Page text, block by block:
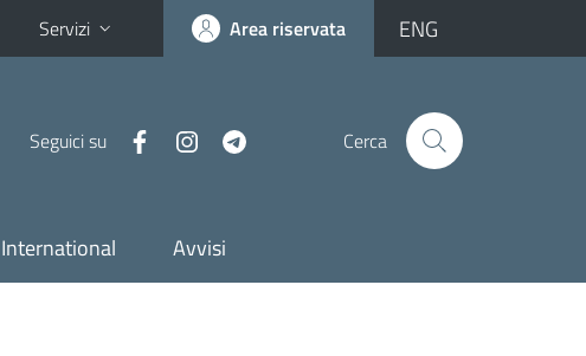
Servizi Area riservata ENG
Seguici su Cerca
International Avvisi